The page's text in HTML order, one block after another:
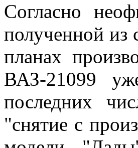
Согласно
полученной
планах
ВАЗ-21099
последних
"снятие с